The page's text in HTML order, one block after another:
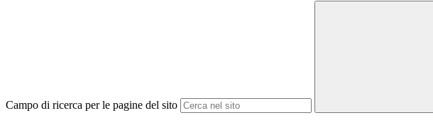
Campo di ricerca per le pagine del sito